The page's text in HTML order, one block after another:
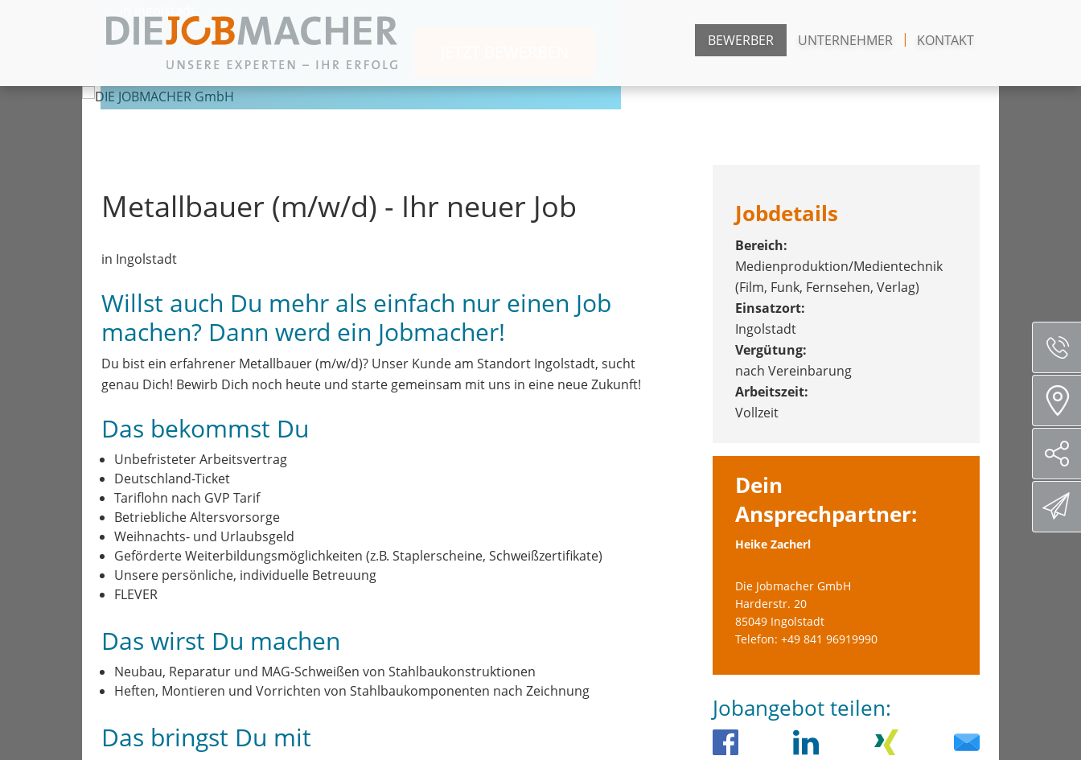
Zum Inhalt springen
BEWERBER UNTERNEHMER KONTAKT
Metallbauer (m/w/d) - Ihr neuer Job
in Ingolstadt
Willst auch Du mehr als einfach nur einen Job
machen? Dann werd ein Jobmacher!
Du bist ein erfahrener Metallbauer (m/w/d)? Unser Kunde am Standort Ingolstadt, sucht
genau Dich! Bewirb Dich noch heute und starte gemeinsam mit uns in eine neue Zukunft!
Das bekommst Du
Unbefristeter Arbeitsvertrag
Deutschland-Ticket
Tariflohn nach GVP Tarif
Betriebliche Altersvorsorge
Weihnachts- und Urlaubsgeld
Geförderte Weiterbildungsmöglichkeiten (z.B. Staplerscheine, Schweißzertifikate)
Unsere persönliche, individuelle Betreuung
FLEVER
Das wirst Du machen
Neubau, Reparatur und MAG-Schweißen von Stahlbaukonstruktionen
Heften, Montieren und Vorrichten von Stahlbaukomponenten nach Zeichnung
Das bringst Du mit
Jobdetails
Bereich:
Medienproduktion/Medientechnik
(Film, Funk, Fernsehen, Verlag)
Einsatzort:
Ingolstadt
Vergütung:
nach Vereinbarung
Arbeitszeit:
Vollzeit
Dein
Ansprechpartner:
Heike Zacherl
Die Jobmacher GmbH
Harderstr. 20
85049 Ingolstadt
Telefon: +49 841 96919990
Jobangebot teilen: